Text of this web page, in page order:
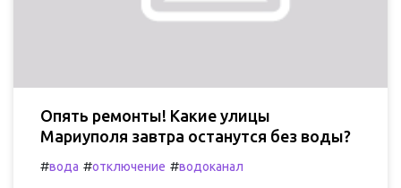
Опять ремонты! Какие улицы
Мариуполя завтра останутся без воды?
#вода #отключение #водоканал